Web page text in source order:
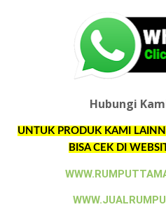
Hubungi
UNTUK PRODUK KAMI
BISA CEK DI